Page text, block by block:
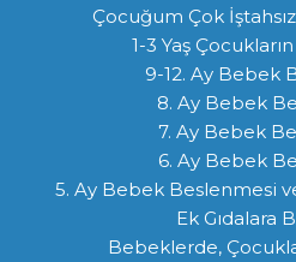
Çocuğum Çok
1-3 Yaş
9-12. Ay Bebek
8. Ay Bebek
7. Ay Bebek
6. Ay Bebek
5. Ay Bebek Beslenmesi
Ek Gıdalara
Bebeklerde,